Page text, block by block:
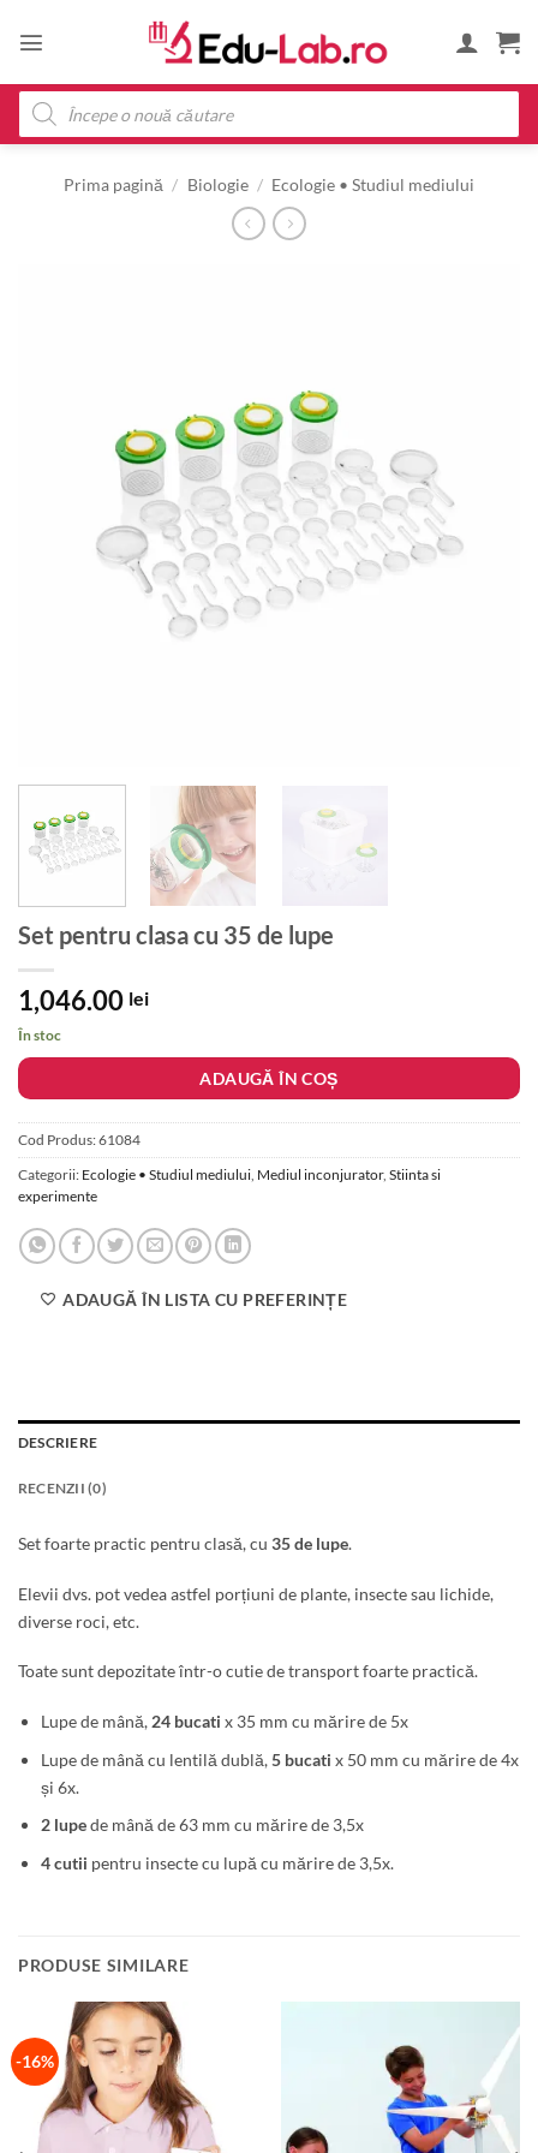
Products
search
Prima pagină / Biologie / Ecologie • Studiul mediului
Set pentru clasa cu 35 de lupe
1,046.00 lei
În stoc
ADAUGĂ ÎN COȘ
Cod Produs:61084
Categorii: Ecologie • Studiul mediului Mediul inconjurator, Stiinta si
experimente
ADAUGĂ ÎN LISTA CU PREFERINȚE
DESCRIERE
RECENZII (0)
Set foarte practic pentru clasă, cu 35 de lupe.
Elevii dvs. pot vedea astfel porțiuni de plante, insecte sau lichide,
diverse roci, etc.
Toate sunt depozitate într-o cutie de transport foarte practică.
Lupe de mână, 24 bucati x 35 mm cu mărire de 5x
Lupe de mână cu lentilă dublă,5 bucati x 50 mm cu mărire de 4x
și 6x.
2 lupede mână de 63 mm cu mărire de 3,5x
4 cutii pentru insecte cu lupă cu mărire de 3,5x.
PRODUSE SIMILARE
-16%